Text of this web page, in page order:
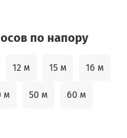
по напору
12 м 15 м 16 м
м 50 м 60 м